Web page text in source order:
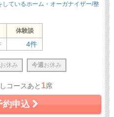
ているホーム・オーガナイザー/整
体験談
4件
お休み 今週 お休み
コースあと 1席
約申込